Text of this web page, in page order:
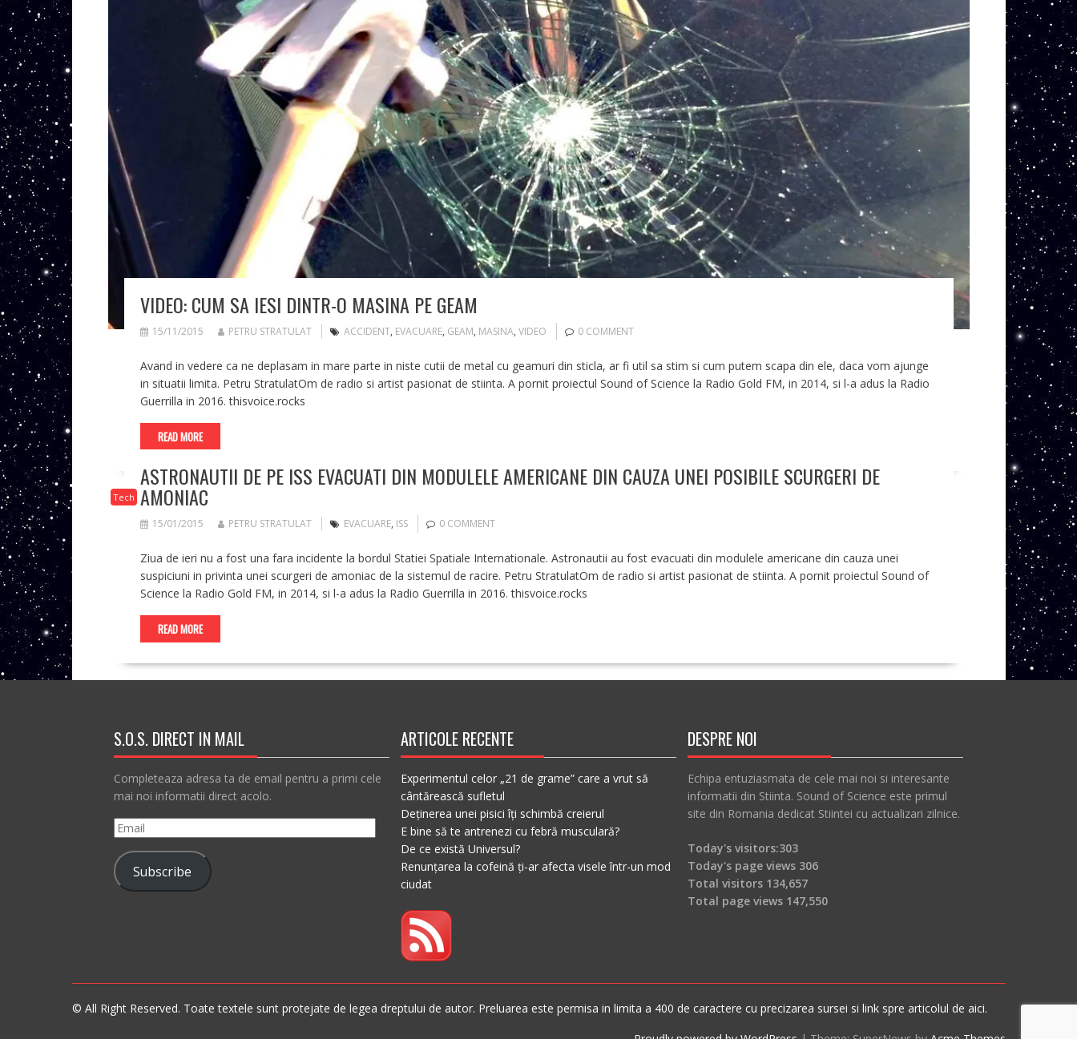
VIDEO: CUM SA IESI DINTR-O MASINA PE GEAM
15/11/2015 PETRU STRATULAT ACCIDENT, EVACUARE, GEAM, MASINA, VIDEO 0 COMMENT
Avand in vedere ca ne deplasam in mare parte in niste cutii de metal cu geamuri din sticla, ar fi util sa stim si cum putem scapa din ele, daca vom ajunge
in situatii limita. Petru StratulatOm de radio si artist pasionat de stiinta. A pornit proiectul Sound of Science la Radio Gold FM, in 2014, si l-a adus la Radio
Guerrilla in 2016. thisvoice.rocks
READ MORE
Tech
ASTRONAUTII DE PE ISS EVACUATI DIN MODULELE AMERICANE DIN CAUZA UNEI POSIBILE SCURGERI DE
AMONIAC
15/01/2015 PETRU STRATULAT EVACUARE, ISS 0 COMMENT
Ziua de ieri nu a fost una fara incidente la bordul Statiei Spatiale Internationale. Astronautii au fost evacuati din modulele americane din cauza unei
suspiciuni in privinta unei scurgeri de amoniac de la sistemul de racire. Petru StratulatOm de radio si artist pasionat de stiinta. A pornit proiectul Sound of
Science la Radio Gold FM, in 2014, si l-a adus la Radio Guerrilla in 2016. thisvoice.rocks
READ MORE
S.O.S. DIRECT IN MAIL
Completeaza adresa ta de email pentru a primi cele
mai noi informatii direct acolo.
Email
Subscribe
ARTICOLE RECENTE
Experimentul celor „21 de grame” care a vrut să
cântărească sufletul
Deținerea unei pisici îți schimbă creierul
E bine să te antrenezi cu febră musculară?
De ce există Universul?
Renunțarea la cofeină ți-ar afecta visele într-un mod
ciudat
DESPRE NOI
Echipa entuziasmata de cele mai noi si interesante
informatii din Stiinta. Sound of Science este primul
site din Romania dedicat Stiintei cu actualizari zilnice.
Today's visitors:303
Today's page views 306
Total visitors 134,657
Total page views 147,550
© All Right Reserved. Toate textele sunt protejate de legea dreptului de autor. Preluarea este permisa in limita a 400 de caractere cu precizarea sursei si link spre articolul de aici.